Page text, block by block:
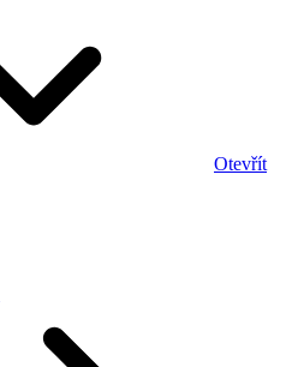
Otevřít